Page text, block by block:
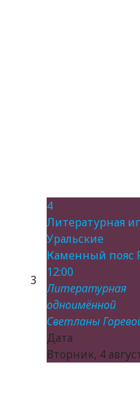
3
4
Литературная
Каменный пояс
12:00
Светланы
Вторник, 4